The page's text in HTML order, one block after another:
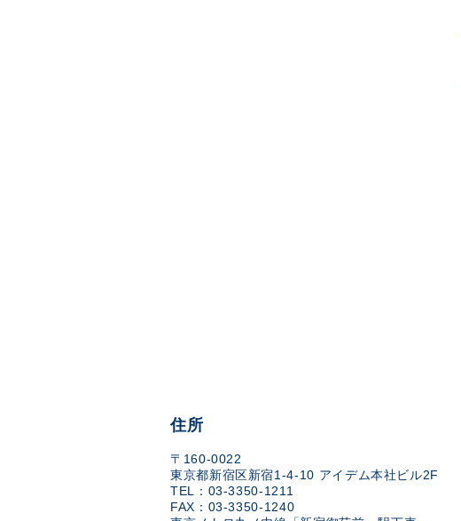
住所
〒160-0022
東京都新宿区新宿1-4-10 アイデム本社ビル2F
TEL：03-3350-1211
FAX：03-3350-1240